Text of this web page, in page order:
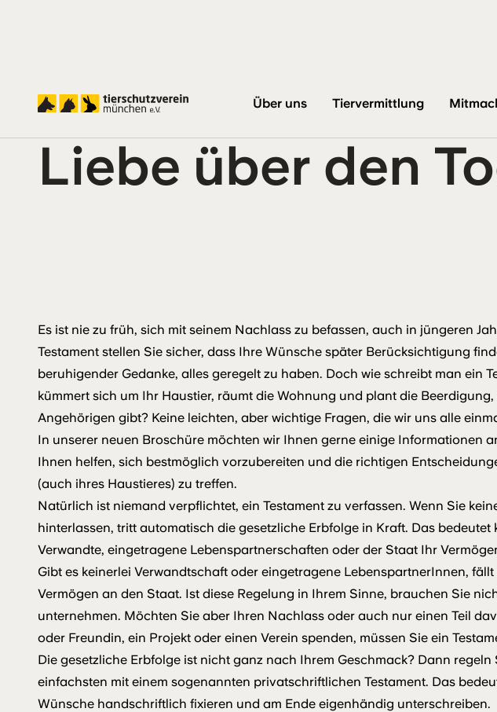
Über uns Tiervermittlung
Startseite Liebe über den Tod hinaus
Liebe über den
Es ist nie zu früh, sich mit seinem Nachlass zu befassen, auch in jüngeren
Testament stellen Sie sicher, dass Ihre Wünsche später Berücksichtigung
beruhigender Gedanke, alles geregelt zu haben. Doch wie schreibt man ein
kümmert sich um Ihr Haustier, räumt die Wohnung und plant die Beerdigung,
Angehörigen gibt? Keine leichten, aber wichtige Fragen, die wir uns alle
In unserer neuen Broschüre möchten wir Ihnen gerne einige Informationen
Ihnen helfen, sich bestmöglich vorzubereiten und die richtigen
(auch ihres Haustieres) zu treffen.
Natürlich ist niemand verpflichtet, ein Testament zu verfassen. Wenn Sie
hinterlassen, tritt automatisch die gesetzliche Erbfolge in Kraft. Das bedeutet
Verwandte, eingetragene Lebenspartnerschaften oder der Staat Ihr
Gibt es keinerlei Verwandtschaft oder eingetragene LebenspartnerInnen,
Vermögen an den Staat. Ist diese Regelung in Ihrem Sinne, brauchen Sie
unternehmen. Möchten Sie aber Ihren Nachlass oder auch nur einen Teil
oder Freundin, ein Projekt oder einen Verein spenden, müssen Sie ein
Die gesetzliche Erbfolge ist nicht ganz nach Ihrem Geschmack? Dann regeln
einfachsten mit einem sogenannten privatschriftlichen Testament. Das
Wünsche handschriftlich fixieren und am Ende eigenhändig unterschreiben.